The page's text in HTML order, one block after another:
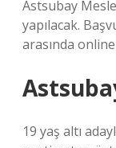
Astsubay
yapılacak.
arasında
19 yaş altı